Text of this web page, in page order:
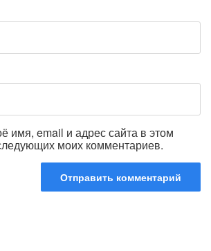
имя, email и адрес сайта в этом
моих комментариев.